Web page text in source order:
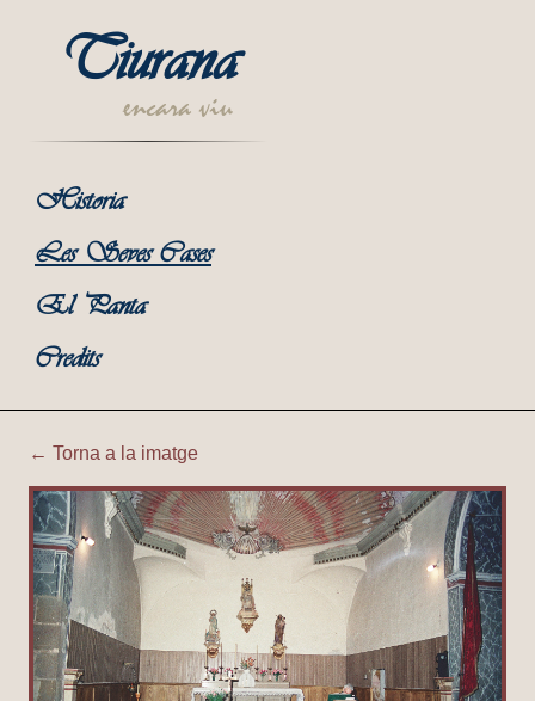
Tiurana
encara viu
Historia
Les Seves Cases
El Panta
Credits
Tiurana | Interior Església;
← Torna a la imatge